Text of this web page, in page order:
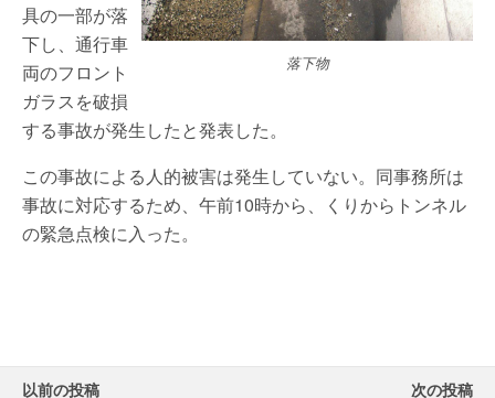
落下物
具の一部が落
下し、通行車
両のフロント
ガラスを破損
する事故が発生したと発表した。
この事故による人的被害は発生していない。同事務所は
事故に対応するため、午前10時から、くりからトンネル
の緊急点検に入った。
以前の投稿 次の投稿